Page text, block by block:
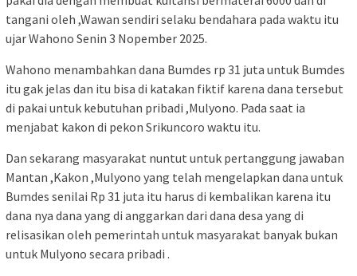
tangani oleh ,Wawan sendiri selaku bendahara pada waktu itu
ujar Wahono Senin 3 Nopember 2025.
Wahono menambahkan dana Bumdes rp 31 juta untuk Bumdes
itu gak jelas dan itu bisa di katakan fiktif karena dana tersebut
di pakai untuk kebutuhan pribadi ,Mulyono. Pada saat ia
menjabat kakon di pekon Srikuncoro waktu itu.
Dan sekarang masyarakat nuntut untuk pertanggung jawaban
Mantan ,Kakon ,Mulyono yang telah mengelapkan dana untuk
Bumdes senilai Rp 31 juta itu harus di kembalikan karena itu
dana nya dana yang di anggarkan dari dana desa yang di
relisasikan oleh pemerintah untuk masyarakat banyak bukan
untuk Mulyono secara pribadi .